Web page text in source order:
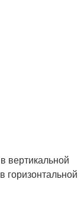
вертикальной
горизонтальной